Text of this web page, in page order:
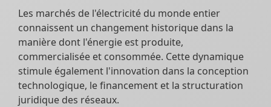
Les marchés de l'électricité du monde entier
connaissent un changement historique dans la
manière dont l'énergie est produite,
commercialisée et consommée. Cette dynamique
stimule également l'innovation dans la conception
technologique, le financement et la structuration
juridique des réseaux.